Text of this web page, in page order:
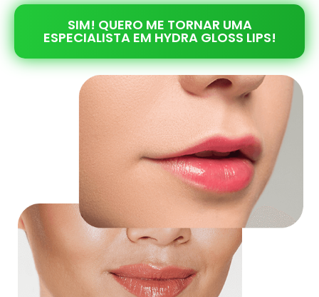
SIM! QUERO ME TORNAR UMA
ESPECIALISTA EM HYDRA GLOSS LIPS!